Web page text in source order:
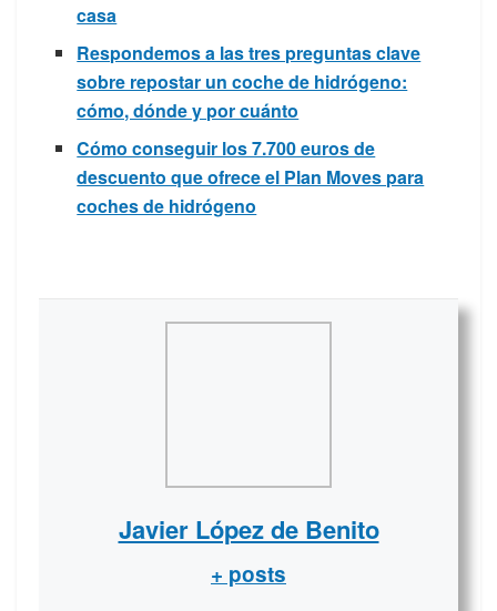
casa
Respondemos a las tres preguntas clave
sobre repostar un coche de hidrógeno:
cómo, dónde y por cuánto
Cómo conseguir los 7.700 euros de
descuento que ofrece el Plan Moves para
coches de hidrógeno
Javier López de Benito
+ posts